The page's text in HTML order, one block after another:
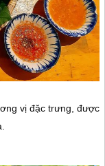
vị đặc trưng, được